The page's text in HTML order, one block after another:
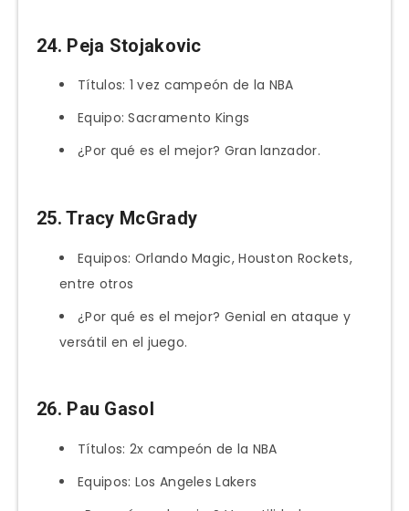
24. Peja Stojakovic
Títulos: 1 vez campeón de la NBA
Equipo: Sacramento Kings
¿Por qué es el mejor? Gran lanzador.
25. Tracy McGrady
Equipos: Orlando Magic, Houston Rockets,
entre otros
¿Por qué es el mejor? Genial en ataque y
versátil en el juego.
26. Pau Gasol
Títulos: 2x campeón de la NBA
Equipos: Los Angeles Lakers